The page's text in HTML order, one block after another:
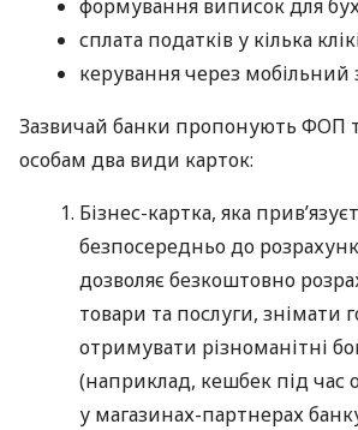
формування виписок для
сплата податків у кілька
керування через мобільний
Зазвичай банки пропонують
особам два види карток:
Бізнес-картка, яка
безпосередньо до
дозволяє безкоштовно
товари та послуги, знімати
отримувати різноманітні
(наприклад, кешбек під час
у магазинах-партнерах